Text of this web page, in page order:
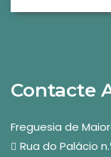
Contacte
Freguesia de
Rua do Palácio